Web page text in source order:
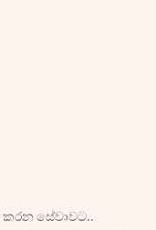
සේවාවට..